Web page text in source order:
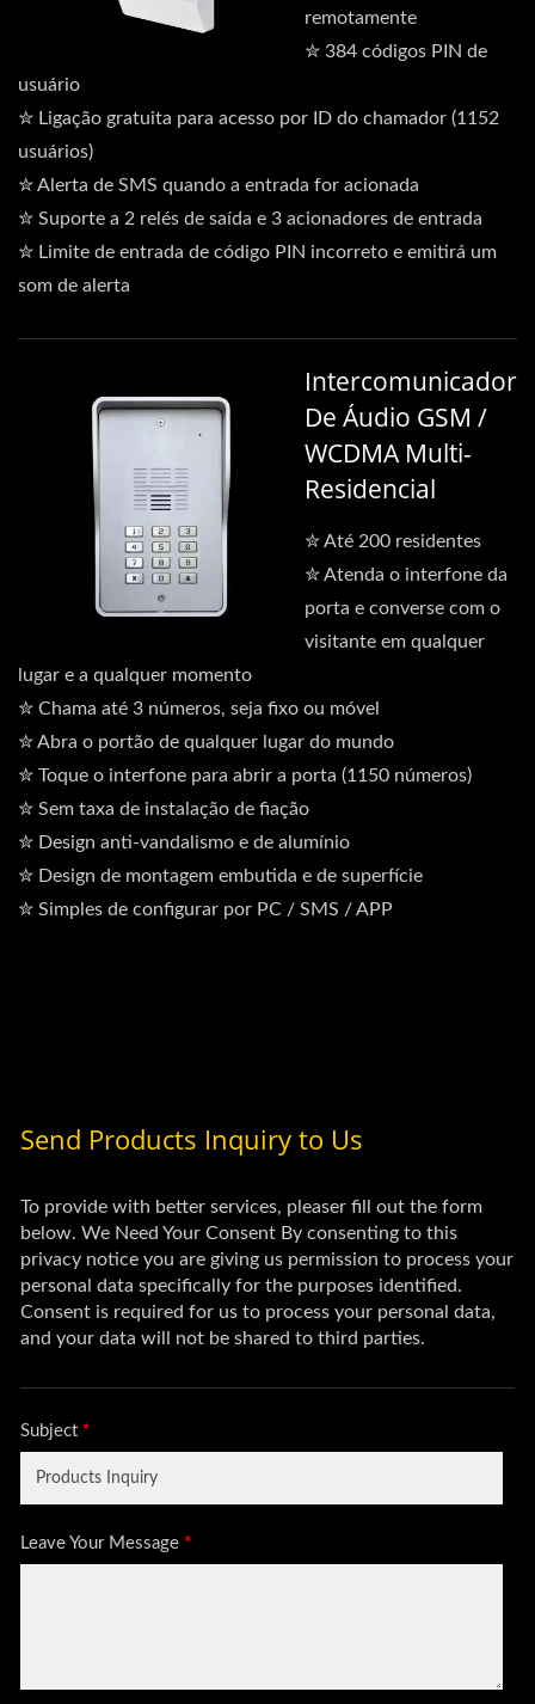
remotamente
✮ 384 códigos PIN de
usuário
✮ Ligação gratuita para acesso por ID do chamador (1152
usuários)
✮ Alerta de SMS quando a entrada for acionada
✮ Suporte a 2 relés de saída e 3 acionadores de entrada
✮ Limite de entrada de código PIN incorreto e emitirá um
som de alerta
Intercomunicador
De Áudio GSM /
WCDMA Multi-
Residencial
✮ Até 200 residentes
✮ Atenda o interfone da
porta e converse com o
visitante em qualquer
lugar e a qualquer momento
✮ Chama até 3 números, seja fixo ou móvel
✮ Abra o portão de qualquer lugar do mundo
✮ Toque o interfone para abrir a porta (1150 números)
✮ Sem taxa de instalação de fiação
✮ Design anti-vandalismo e de alumínio
✮ Design de montagem embutida e de superfície
✮ Simples de configurar por PC / SMS / APP